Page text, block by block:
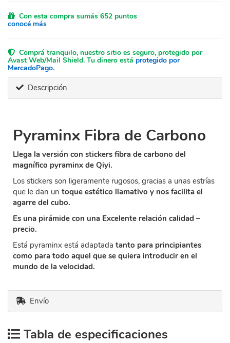
Con esta compra sumás 652 puntos
conocé más
Comprá tranquilo, nuestro sitio es seguro, protegido por
Avast Web/Mail Shield. Tu dinero está protegido por
MercadoPago.
Descripción
Pyraminx Fibra de Carbono
Llega la versión con stickers fibra de carbono del
magnífico pyraminx de Qiyi.
Los stickers son ligeramente rugosos, gracias a unas estrías
que le dan un toque estético llamativo y nos facilita el
agarre del cubo.
Es una pirámide con una Excelente relación calidad –
precio.
Está pyraminx está adaptada tanto para principiantes
como para todo aquel que se quiera introducir en el
mundo de la velocidad.
Envío
Tabla de especificaciones